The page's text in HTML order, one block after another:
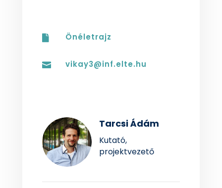
 Önéletrajz
 vikay3@inf.elte.hu
Tarcsi Ádám
Kutató,
projektvezető